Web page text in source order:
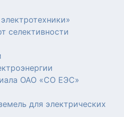
селективности
ОАО «СО ЕЭС»
для электрических